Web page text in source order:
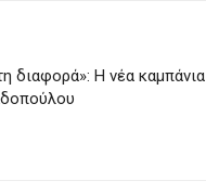
διαφορά»: Η νέα καμπάνια